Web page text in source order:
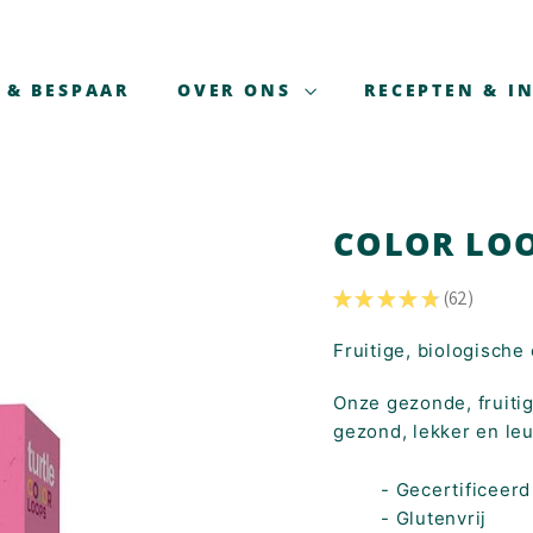
BESPAAR OVER ONS RECEPTEN &
COLOR
★ ★ ★ ★ ★ 62
62
Fruitige, biologische
Onze gezonde,
gezond, lekker en
-
- Glutenvrij